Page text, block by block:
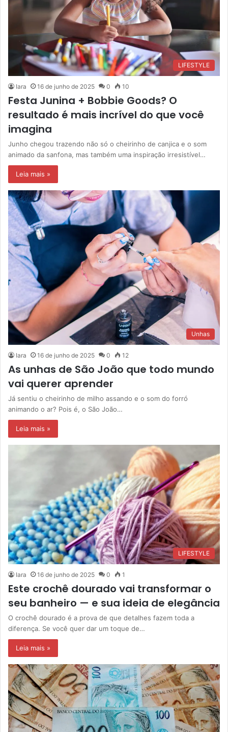
LIFESTYLE
Iara 16 de junho de 2025 0 10
Festa Junina + Bobbie Goods? O
resultado é mais incrível do que você
imagina
Junho chegou trazendo não só o cheirinho de canjica e o som
animado da sanfona, mas também uma inspiração irresistível…
Leia mais »
Unhas
Iara 16 de junho de 2025 0 12
As unhas de São João que todo mundo
vai querer aprender
Já sentiu o cheirinho de milho assando e o som do forró
animando o ar? Pois é, o São João…
Leia mais »
LIFESTYLE
Iara 16 de junho de 2025 0 1
Este crochê dourado vai transformar o
seu banheiro — e sua ideia de elegância
O crochê dourado é a prova de que detalhes fazem toda a
diferença. Se você quer dar um toque de…
Leia mais »